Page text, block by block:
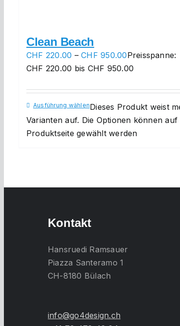
Clean Beach
CHF 220.00 –CHF 950.00Preisspanne:
CHF 220.00 bis CHF 950.00
Ausführung wählenDieses Produkt weist
Varianten auf. Die Optionen können auf
Produktseite gewählt werden
Kontakt
Hansruedi Ramsauer
Piazza Santeramo 1
CH-8180 Bülach
info@go4design.ch